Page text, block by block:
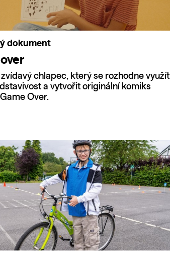
dokument
chlapec, který se rozhodne využít
a vytvořit originální komiks
Over.